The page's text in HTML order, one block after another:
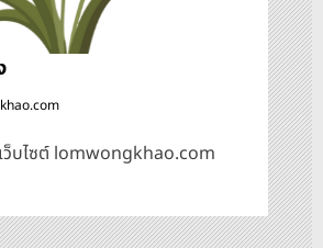
ว็บไซต์ lomwongkhao.com